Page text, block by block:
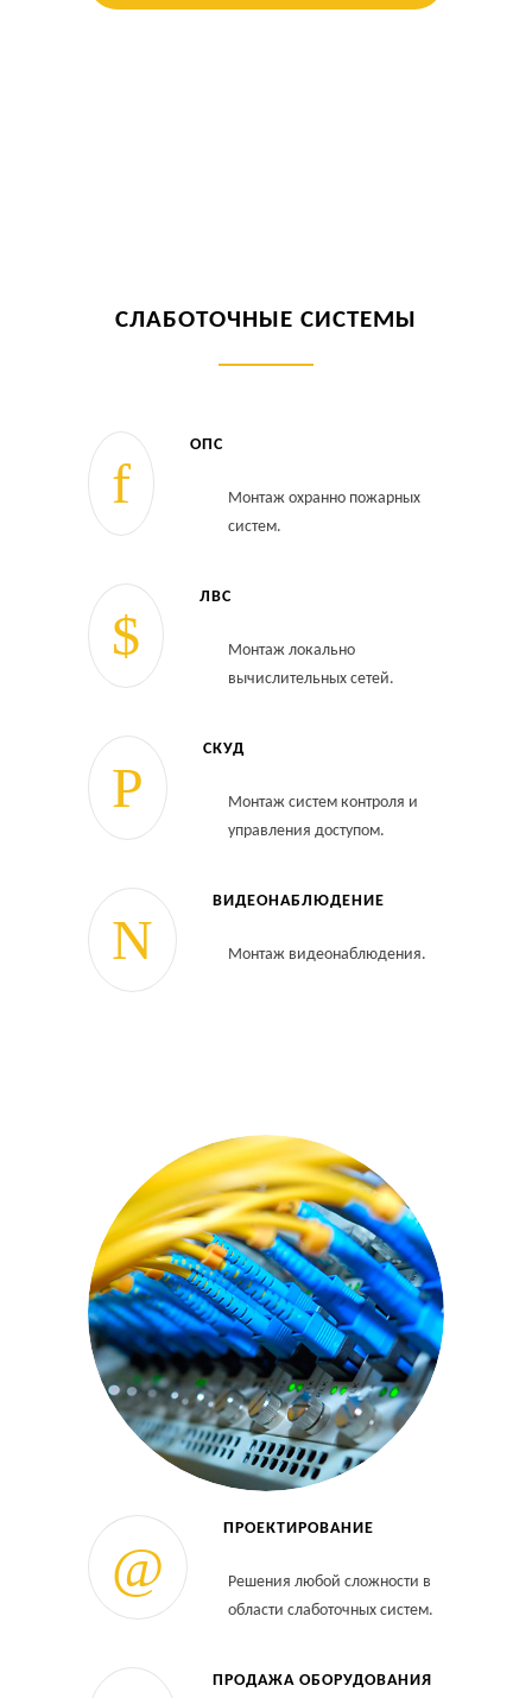
СЛАБОТОЧНЫЕ СИСТЕМЫ
ОПС
Монтаж охранно пожарных
систем.
ЛВС
Монтаж локально
вычислительных сетей.
СКУД
Монтаж систем контроля и
управления доступом.
ВИДЕОНАБЛЮДЕНИЕ
Монтаж видеонаблюдения.
ПРОЕКТИРОВАНИЕ
Решения любой сложности в
области слаботочных систем.
ПРОДАЖА ОБОРУДОВАНИЯ